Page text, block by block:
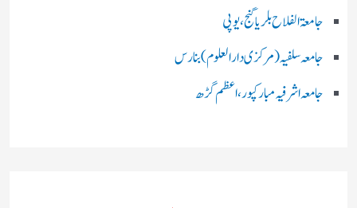
جامعۃ الفلاح بلریاگنج،یوپی
جامعہ سلفیہ(مرکزی دارالعلوم )بنارس
جامعہ اشرفیہ مبارکپور،اعظم گڑھ